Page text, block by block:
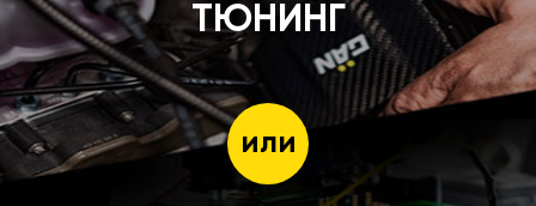
ТЮНИНГ
или